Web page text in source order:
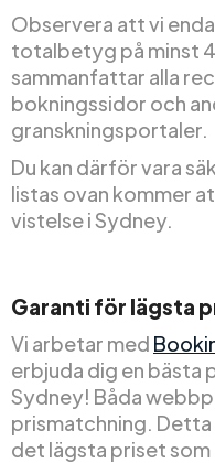
Observera att vi
totalbetyg på minst
sammanfattar alla
bokningssidor och
granskningsportaler.
Du kan därför vara
listas ovan kommer
vistelse i Sydney.
Garanti för lägsta
Vi arbetar med
erbjuda dig en bästa
Sydney! Båda
prismatchning.
det lägsta priset